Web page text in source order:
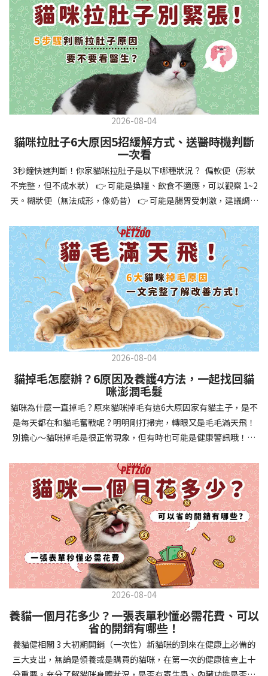
透過基礎訓練，幼犬能學會家居規則，避免危險行為和破壞家具。
像是「不」和「放下」等指令可以阻止幼犬咬電線或誤食有害物
質，有效降低居家意外風險。規律的如廁訓練則能養成良好衛生習
慣，讓家中環境保持乾淨舒適。增強溝通與信任關係訓練過程就像
建立一種共同語言，幫助你和幼犬更好地理解彼此。當幼犬學會回
應你的指令，不只增加了互動機會，也建立了主人作為領導者的地
位。正向獎勵式訓練更能培養幼犬對你的信任感，強化情感連結，
創造更和諧的相處模式。培養社交技能與適應能力及早接觸各種環
境和刺激，能幫助幼犬成長為自信穩定的成犬。適當的社會化訓練
讓牠們學會如何與其他狗狗、動物和人類和平相處，減少恐懼或攻
擊行為。這種適應能力使幼犬未來能從容面對獸醫檢查、美容
salon、寄宿或旅行等各種情境，大大提升生活品質。 訓練幼犬不只
是教會指令，更是塑造性格和習慣的過程！ 透過耐心且一致的訓
練，你不僅能擁有一隻聽話的好狗狗，更能建立起相互尊重的終身
相處中獲得回報狗狗訓練指南，六步驟培養幼犬開始幼犬訓練時，
系統性的方法能帶來最佳效果。從信任建立到習慣養成，每個階段
都至關重要，缺一不可。良好的訓練應循序漸進，把握幼犬成長敏
感期，以積極正向的方式引導。遵循這六個步驟，即使是第一次養
狗的新手，也能輕鬆將調皮的小狗訓練成聽話的好夥伴！建立信任
基礎 幼犬訓練的第一步不是教指令，而是建立信任。剛到新家的幼
犬可能感到緊張不安，給予適當空間適應環境很重要。用溫柔的聲
音交談，提供安全舒適的窩，維持規律的餵食和如廁時間，讓幼犬
感到安心。輕輕撫摸、溫柔擁抱，每天安排固定玩耍時間，這些都
任你後，可開始教導基本指令。從簡單的「坐下」開始，再逐步學
習「趴下」、「等待」和「過來」。每次訓練保持在5-10分鐘內，
避免幼犬注意力分散。使用清晰一致的口令和手勢，成功時立即給
予獎勵和讚美。記住，重複是學習的關鍵，每天多次短時間練習效
果最佳。調整日常行為除了基本指令，幼犬還需學習生活禮儀。如
時立即獎勵。另外要處理的常見問題包括咬人、啃咬家具和亂叫。
每當出現不當行為，給予適當替代品（如咬玩具代替咬手），並在
幼犬選擇正確行為時獎勵，這比責罵更有效。社交化訓練 兩個月大
的幼犬正處於社會化黃金期，這階段的經驗將深刻影響未來性格。
安排幼犬接觸不同人類（包括兒童、戴眼鏡的人、使用拐杖的人
等）、各種動物、交通工具和環境聲音。起初保持在安全、受控的
情境中，逐漸增加複雜度。每次正面社交體驗後給予獎勵，建立幼
犬對新事物的積極態度。進階技巧強化 基礎訓練穩固後，可以進入
更複雜的技巧訓練。這包括遠距離控制、不同干擾下的指令遵從、
多步驟動作等。使用延遲獎勵技巧，讓幼犬學會即使沒有立即獎勵
也能保持良好行為。引入不同環境中的訓練，如公園、寵物店等，
幫助幼犬在各種情境下都能聽從指令。維持良好習慣 成功的訓練不
是一次性的，而是需要持續維護。即使幼犬已經掌握所有技能，也
要定期複習，防止行為退化。將訓練融入日常生活，如出門前的
2026-08-04
貓咪拉肚子6大原因5招緩解方式、送醫時機判斷
一次看
3秒鐘快速判斷！你家貓咪拉肚子是以下哪種狀況？ 偏軟便（形狀
不完整，但不成水狀） 👉 可能是換糧、飲食不適應，可以觀察 1~2
天。糊狀便（無法成形，像奶昔） 👉 可能是腸胃受刺激，建議調整
若超過 24 小時沒改善，建議就醫。血便（帶血絲或黑色糞便） 👉
可能是嚴重腸胃問題，應立即帶去獸醫院！想知道貓咪拉肚子的真
正原因，只要透過 5 個簡單步驟，就能判斷問題嚴重性，決定是否
需要就醫！接下來我們一起來看看該怎麼做吧！🐾 貓咪拉肚子怎麼
辦？5步驟判斷貓咪拉肚子是否需要馬上看醫生貓咪拉肚子的因素與
許多原因有關，更換食物、誤食異物或不乾淨的東西、寄生蟲、其
他疾病。 5 步驟判斷貓咪拉肚子原因，要不要看醫生？當貓咪拉肚
子時，不用慌張！透過以下 5 個步驟，就能快速判斷原因，並決定
是否需要帶去獸醫院。📌 貓咪拉肚子判斷步驟1：觀察糞便的狀態：
糞便質地是關鍵！不同形態代表不同的腸胃狀況📌 貓咪拉肚子判斷
步驟2：回想最近的飲食變化：有沒有突然換飼料或罐頭？ 有沒有吃
到新零食或人類食物？ 是否誤食異物？📌 貓咪拉肚子判斷步驟3：
確認環境與生活作息：最近是否搬家、換貓砂、新成員加入？ 天氣
是否有變化？ 飼主是否長時間外出？📌 貓咪拉肚子判斷步驟4：觀
察貓咪的精神與食慾：貓咪精神好嗎？、食慾是否正常？，可先觀
下降，表示身體狀況不佳，應儘快就醫！📌 貓咪拉肚子判斷步驟5：
檢查是否需要帶去看獸醫 如果拉肚子 1~2 次但精神好、食慾正常，
可以先觀察，如果腹瀉超過 48 小時或水狀腹瀉 + 嗜睡、食慾下降、
嘔吐 應立即就醫。 透過這 5 個步驟，你可以快速判斷貓咪拉肚子的
原因與嚴重程度，確保毛孩的腸胃健康！如果不確定情況，還是建
議讓獸醫檢查，才能安心哦！🐾💖4種高風險群貓咪拉肚子要小心高
風險貓咪包含：幼貓、老貓、懷孕貓、有慢性疾病貓，這些貓咪在
身體狀況出現警訊時要特別注意，如拉肚子次數超過2次以上，就建
議直接尋求獸醫協助。2要訣判斷貓咪拉肚子要不要看醫生 高風險貓
的貓咪，如拉肚子超過2-3天，建議直接尋求獸醫師協助。並記得提
供觀察紀錄給予獸醫師進行專業判斷。貓咪拉肚子但精神很好？如
果飼主有發現貓咪拉肚子的情形，但貓咪的精神很好。有可能與飲
食方便相關，回想是否進食新的食物，或是正進行飼料更換的過
2026-08-04
貓掉毛怎麼辦？6原因及養護4方法，一起找回貓
咪澎潤毛髮
貓咪為什麼一直掉毛？原來貓咪掉毛有這6大原因家有貓主子，是不
是每天都在和貓毛奮戰呢？明明剛打掃完，轉眼又是毛毛滿天飛！
別擔心～貓咪掉毛是很正常現象，但有時也可能是健康警訊哦！以
兩全其美！貓咪掉毛原因1. 皮膚問題貓咪皮膚問題是造成掉毛的常
見兇手！皮膚發炎、感染或是長期搔癢，都會讓貓咪的毛髮失去健
康光澤並大量脫落。常見的皮膚問題包括皮膚黴菌、細菌感染、疥
癬蟲等寄生蟲，甚至是皮膚過度乾燥。如果發現貓咪皮膚有紅腫、
結痂、脫屑或異常氣味，同時伴隨掉毛，建議盡快帶牠看獸醫哦！
貓咪掉毛原因2. 過敏誰說只有人類會過敏？貓咪也會！貓咪可能對
環境中的塵蟎、花粉、清潔劑，甚至是食物中的某些成分產生過敏
反應。過敏症狀不只是打噴嚏、流眼淚，還會引起皮膚搔癢和掉毛
問題。特別是食物過敏，更是常被忽略的掉毛元兇！如果貓咪經常
抓癢或舔舐特定部位，同時伴隨掉毛，很可能是過敏在作怪呢！貓
咪掉毛原因3. 營養不足貓咪的毛髮健康與營養息息相關！當貓咪飲
食中缺乏必要的蛋白質、脂肪酸（尤其是Omega-3和Omega-
6）、維生素或礦物質時，毛髮就會變得乾燥、脆弱，容易斷裂脫
落。長期餵食低品質或不均衡的貓糧，可能使貓咪營養不良，進而
2026-08-04
養貓一個月花多少？一張表單秒懂必需花費、可以
省的開銷有哪些！
養貓健相關 3 大初期開銷（一次性）新貓咪的到來在健康上必備的
三大支出，無論是領養或是購買的貓咪，在第一次的健康檢查上十